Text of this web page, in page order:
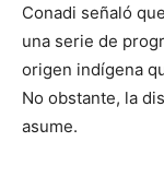
Conadi señaló
una serie de
origen indígena
No obstante, la
asume.